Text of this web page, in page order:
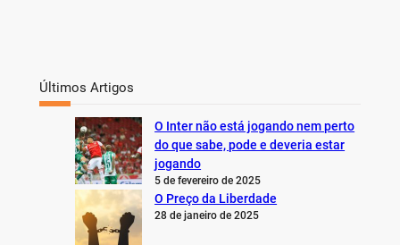
Últimos Artigos
O Inter não está jogando nem perto
do que sabe, pode e deveria estar
jogando
5 de fevereiro de 2025
O Preço da Liberdade
28 de janeiro de 2025